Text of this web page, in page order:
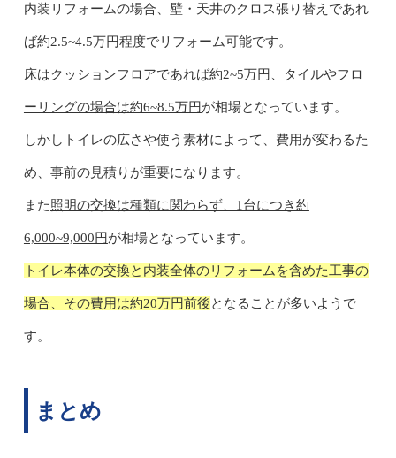
内装リフォームの場合、壁・天井のクロス張り替えであれ
ば約2.5~4.5万円程度でリフォーム可能です。
床はクッションフロアであれば約2~5万円 タイルやフロ
ーリングの場合は約6~8.5万円が相場となっています。
しかしトイレの広さや使う素材によって、費用が変わるた
め、事前の見積りが重要になります。
また照明の交換は種類に関わらず、1台につき約
6,000~9,000円が相場となっています。
トイレ本体の交換と内装全体のリフォームを含めた工事の
場合、その費用は約20万円前後となることが多いようで
す。
まとめ